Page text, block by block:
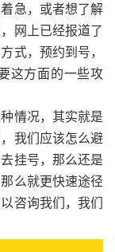
急，或者想了解
网上已经报道了
式，预约到号，
这方面的一些攻
情况，其实就是
我们应该怎么避
挂号，那么还是
么就更快速途径
咨询我们，我们